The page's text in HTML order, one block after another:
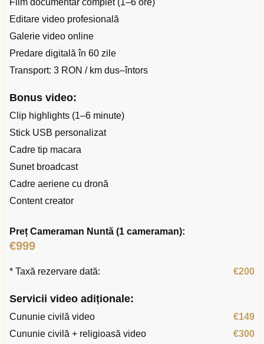
Film documentar complet (1–6 ore)
Editare video profesională
Galerie video online
Predare digitală în 60 zile
Transport: 3 RON / km dus–întors
Bonus video:
Clip highlights (1–6 minute)
Stick USB personalizat
Cadre tip macara
Sunet broadcast
Cadre aeriene cu dronă
Content creator
Preț Cameraman Nuntă (1 cameraman):
€999
* Taxă rezervare dată: €200
Servicii video adiționale:
Cununie civilă video
€149
Cununie civilă + religioasă video
€300